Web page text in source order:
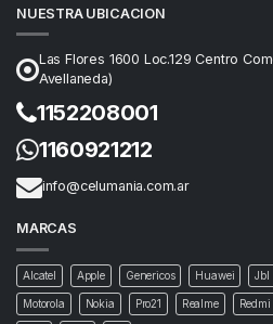
NUESTRA UBICACION
Las Flores 1600 Loc.129 Centro
Avellaneda)
1152208001
1160921212
info@celumania.com.ar
MARCAS
Alcatel Apple Genericos Huawei Jbl
Motorola Nokia Pro21 Realme Redmi